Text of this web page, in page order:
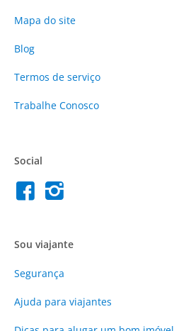
Mapa do site
Blog
Termos de serviço
Trabalhe Conosco
Social
Sou viajante
Segurança
Ajuda para viajantes